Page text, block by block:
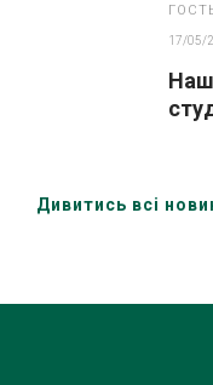
17/05/
Дивитись всі